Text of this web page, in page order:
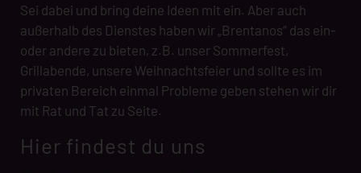
Sei dabei und bring deine Ideen mit ein. Aber auch
außerhalb des Dienstes haben wir „Brentanos“ das ein-
oder andere zu bieten, z.B. unser Sommerfest,
Grillabende, unsere Weihnachtsfeier und sollte es im
privaten Bereich einmal Probleme geben stehen wir dir
mit Rat und Tat zu Seite.
Hier findest du uns